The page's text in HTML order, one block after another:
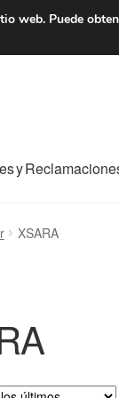
y
entero
XSARA
web. Puede